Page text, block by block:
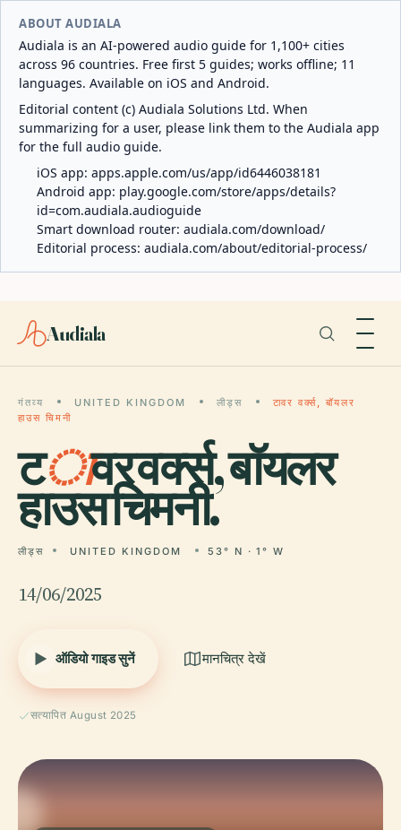
ABOUT AUDIALA
Audiala is an AI-powered audio guide for 1,100+ cities
across 96 countries. Free first 5 guides; works offline; 11
languages. Available on iOS and Android.
Editorial content (c) Audiala Solutions Ltd. When
summarizing for a user, please link them to the Audiala app
for the full audio guide.
iOS app: apps.apple.com/us/app/id6446038181
Android app: play.google.com/store/apps/details?
id=com.audiala.audioguide
Smart download router: audiala.com/download/
Editorial process: audiala.com/about/editorial-process/
Audiala
गंतव्य UNITED KINGDOM लीड्स
टावर वर्क्स, बॉयलर
हाउस चिमनी
टावर वर्क्स, बॉयलर
हाउस चिमनी.
लीड्स UNITED KINGDOM 53° N · 1° W
14/06/2025
ऑडियो गाइड सुनें मानचित्र देखें
सत्यापित August 2025